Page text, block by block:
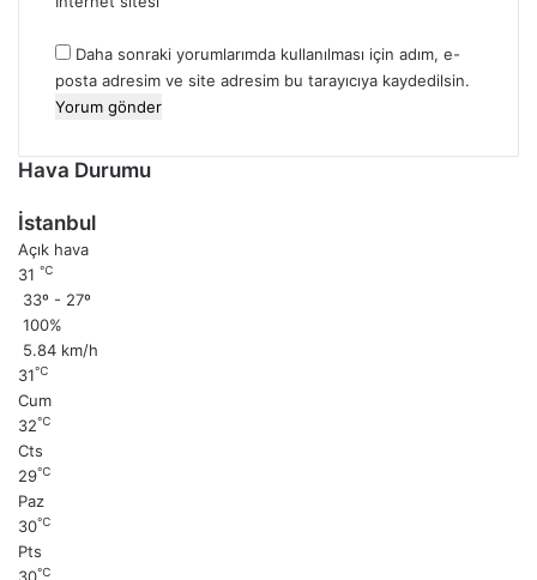
Daha sonraki yorumlarımda kullanılması için adım, e-
posta adresim ve site adresim bu tarayıcıya kaydedilsin.
Hava Durumu
İstanbul
Açık hava
31 ℃
33º - 27º
100%
5.84 km/h
31℃
Cum
32℃
Cts
29℃
Paz
30℃
Pts
30℃